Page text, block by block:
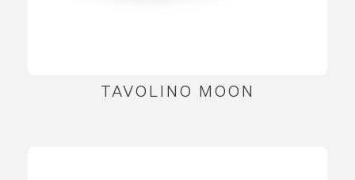
TAVOLINO MOON